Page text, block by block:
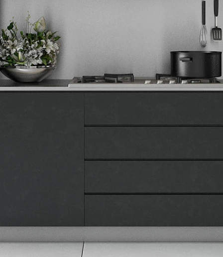
Tehnomedia
O nama
Naše prodavnice